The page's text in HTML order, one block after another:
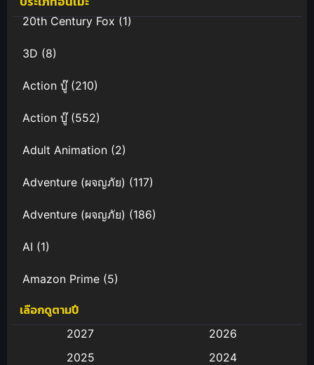
20th Century Fox(1)
3D (8)
Action บู๊(210)
Action บู๊(552)
Adult Animation (2)
Adventure (ผจญภัย) (117)
Adventure (ผจญภัย) (186)
AI (1)
Amazon Prime (5)
Anal (ประตูหลัง)
เลือกดูตามปี
2027
2026
2025
2024